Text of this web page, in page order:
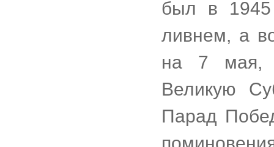
был в
ливнем, а
на 7 мая,
Великую
Парад